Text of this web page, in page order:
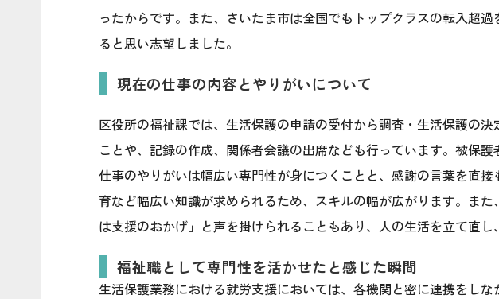
ったからです。また、さいたま市は全国でもトップクラスの転入超
ると思い志望しました。
現在の仕事の内容とやりがいについて
区役所の福祉課では、生活保護の申請の受付から調査・生活保護の
ことや、記録の作成、関係者会議の出席なども行っています。被保
仕事のやりがいは幅広い専門性が身につくことと、感謝の言葉を直
育など幅広い知識が求められるため、スキルの幅が広がります。ま
は支援のおかげ」と声を掛けられることもあり、人の生活を立て直
福祉職として専門性を活かせたと感じた瞬間
生活保護業務における就労支援においては、各機関と密に連携をし